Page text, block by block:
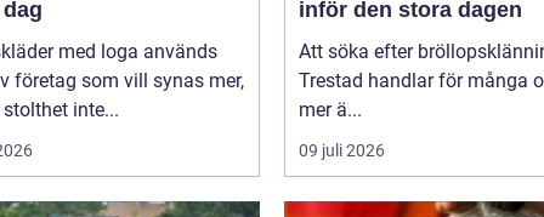
med loga används
företag som vill synas mer,
inte...
inför den stora dagen
Att söka efter
Trestad handlar för många
mer ä...
09 juli 2026